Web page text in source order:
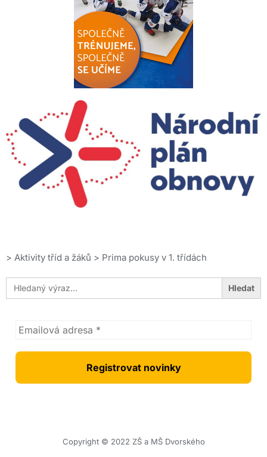
> Aktivity tříd a žáků > Prima pokusy v 1. třídách
Search
for:
Copyright © 2022 ZŠ a MŠ Dvorského